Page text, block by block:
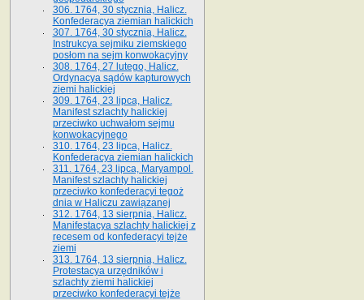
306. 1764, 30 stycznia, Halicz.
Konfederacya ziemian halickich
307. 1764, 30 stycznia, Halicz.
Instrukcya sejmiku ziemskiego
posłom na sejm konwokacyjny
308. 1764, 27 lutego, Halicz.
Ordynacya sądów kapturowych
ziemi halickiej
309. 1764, 23 lipca, Halicz.
Manifest szlachty halickiej
przeciwko uchwałom sejmu
konwokacyjnego
310. 1764, 23 lipca, Halicz.
Konfederacya ziemian halickich
311. 1764, 23 lipca, Maryampol.
Manifest szlachty halickiej
przeciwko konfederacyi tegoż
dnia w Haliczu zawiązanej
312. 1764, 13 sierpnia, Halicz.
Manifestacya szlachty halickiej z
recesem od konfederacyi tejże
ziemi
313. 1764, 13 sierpnia, Halicz.
Protestacya urzędników i
szlachty ziemi halickiej
przeciwko konfederacyi tejże